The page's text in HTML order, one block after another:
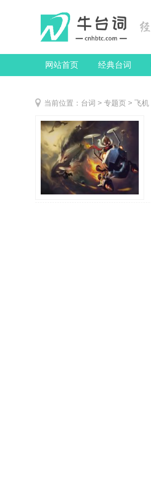
网站首页 经典台词
当前位置： 台词 > 专题页 > 飞机